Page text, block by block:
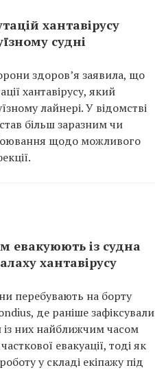
хантавірусу
судні
здоров’я заявила, що
хантавірусу, який
лайнері. У відомстві
більш заразним чи
щодо можливого
евакуюють із судна
хантавірусу
перебувають на борту
де раніше зафіксували
із них найближчим часом
евакуації, тоді як
у складі екіпажу під